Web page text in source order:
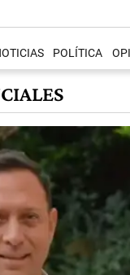
POLÍTICA